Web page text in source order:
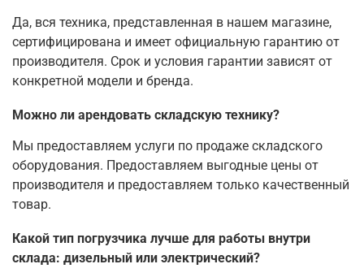
Да, вся техника, представленная в нашем магазине,
сертифицирована и имеет официальную гарантию от
производителя. Срок и условия гарантии зависят от
конкретной модели и бренда.
Можно ли арендовать складскую технику?
Мы предоставляем услуги по продаже складского
оборудования. Предоставляем выгодные цены от
производителя и предоставляем только качественный
товар.
Какой тип погрузчика лучше для работы внутри
склада: дизельный или электрический?